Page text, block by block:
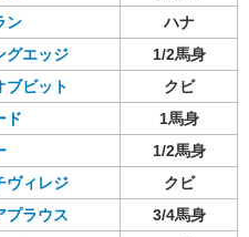
ン
ハナ
グエッジ
1/2馬身
ブビット
クビ
ド
1馬身
1/2馬身
ヴィレジ
クビ
プラウス
3/4馬身